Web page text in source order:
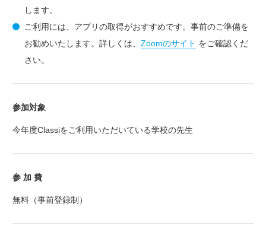
します。
ご利用には、アプリの取得がおすすめです。事前のご準備を
お勧めいたします。詳しくは、 Zoomのサイト をご確認くだ
さい。
参加対象
今年度Classiをご利用いただいている学校の先生
参 加 費
無料（事前登録制）